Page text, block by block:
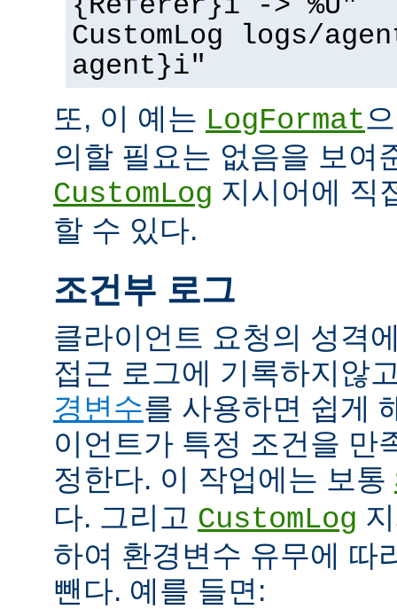
CustomLog logs/
agent}i"
또, 이 예는 LogFormat
의할 필요는 없음을 보여
CustomLog 지시어에 직
할 수 있다.
조건부 로그
클라이언트 요청의 성격
접근 로그에 기록하지않
경변수를 사용하면 쉽게
이언트가 특정 조건을 만
정한다. 이 작업에는 보통
다. 그리고 CustomLog
하여 환경변수 유무에 따
뺀다. 예를 들면: